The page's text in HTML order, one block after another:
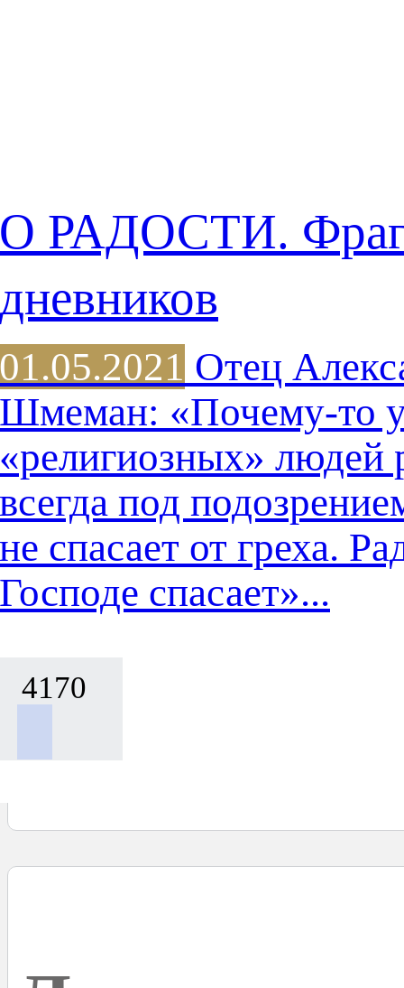
О РАДОСТИ.
дневников
01.05.2021 Отец
Шмеман: «Почему-то
«религиозных» людей
всегда под
не спасает от греха.
Господе спасает»...
4170